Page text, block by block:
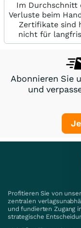
Im Durchschnitt
Verluste beim
Zertifikate sind
nicht für
Abonnieren Sie
und
Profitieren Sie von
zentralen
und fundierten Zugang
strategische